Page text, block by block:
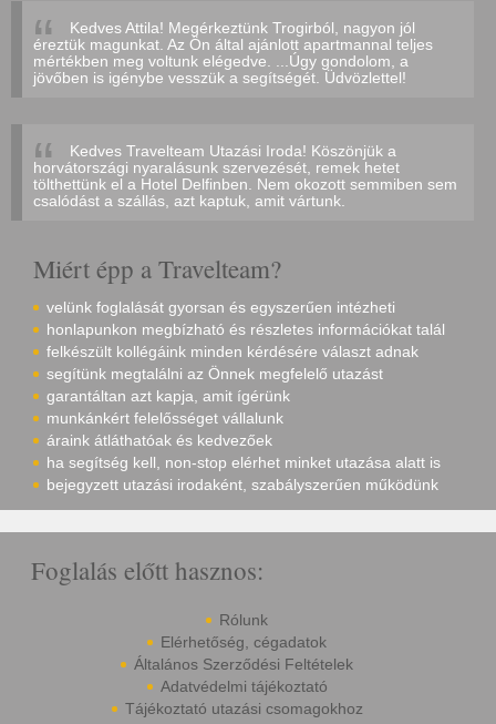
Kedves Attila! Megérkeztünk Trogirból, nagyon jól
éreztük magunkat. Az Ön által ajánlott apartmannal teljes
mértékben meg voltunk elégedve. ...Úgy gondolom, a
jövőben is igénybe vesszük a segítségét. Üdvözlettel!
Kedves Travelteam Utazási Iroda! Köszönjük a
horvátországi nyaralásunk szervezését, remek hetet
tölthettünk el a Hotel Delfinben. Nem okozott semmiben sem
csalódást a szállás, azt kaptuk, amit vártunk.
Miért épp a Travelteam?
velünk foglalását gyorsan és egyszerűen intézheti
honlapunkon megbízható és részletes információkat talál
felkészült kollégáink minden kérdésére választ adnak
segítünk megtalálni az Önnek megfelelő utazást
garantáltan azt kapja, amit ígérünk
munkánkért felelősséget vállalunk
áraink átláthatóak és kedvezőek
ha segítség kell, non-stop elérhet minket utazása alatt is
bejegyzett utazási irodaként, szabályszerűen működünk
Foglalás előtt hasznos:
Rólunk
Elérhetőség, cégadatok
Általános Szerződési Feltételek
Adatvédelmi tájékoztató
Tájékoztató utazási csomagokhoz